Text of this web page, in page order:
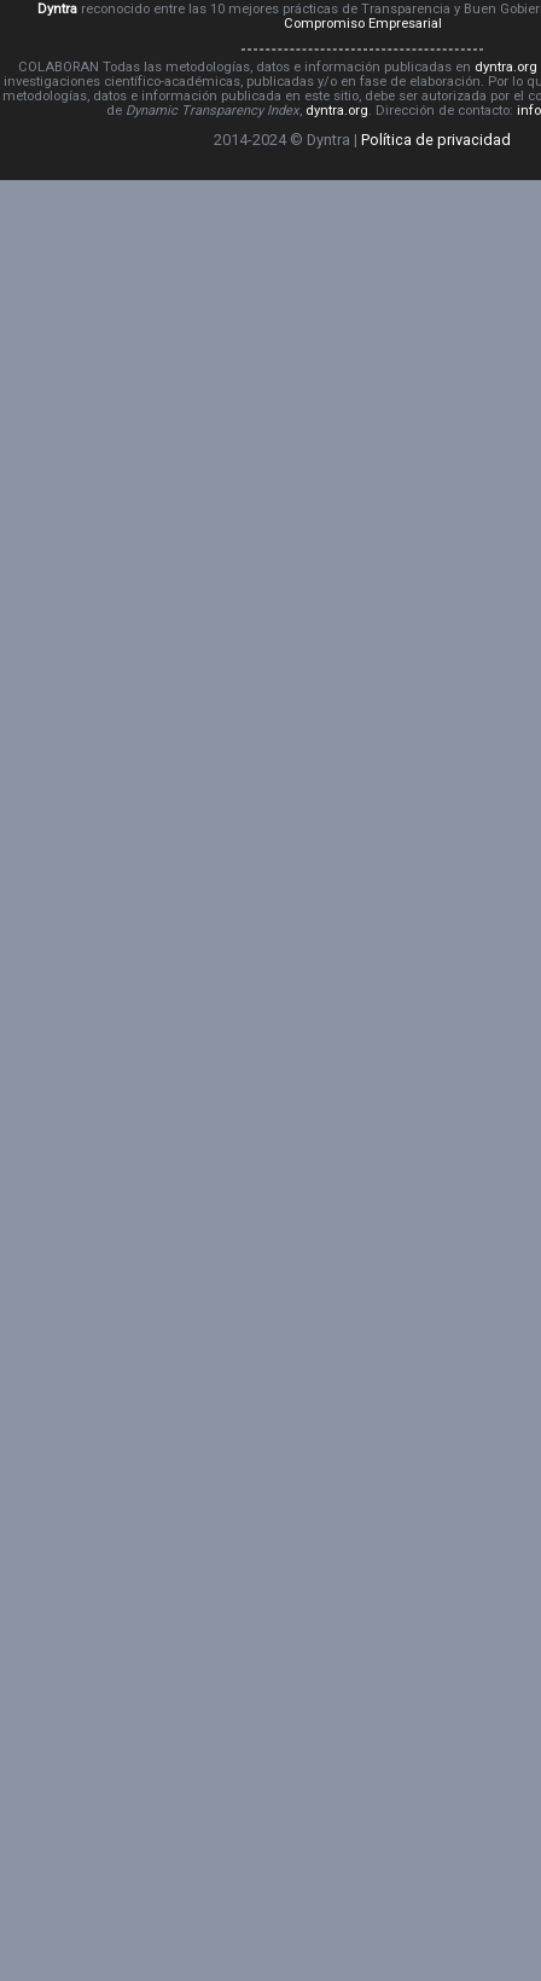
Dyntrareconocido entre las 10 mejores prácticas de Transparencia y Buen
Compromiso Empresarial
COLABORAN Todas las metodologías, datos e información publicadas en dyntra.org
investigaciones científico-académicas, publicadas y/o en fase de elaboración. Por lo
metodologías, datos e información publicada en este sitio, debe ser autorizada por el
de Dynamic Transparency Index, dyntra.org. Dirección de contacto:
2014-2024 © Dyntra | Política de privacidad